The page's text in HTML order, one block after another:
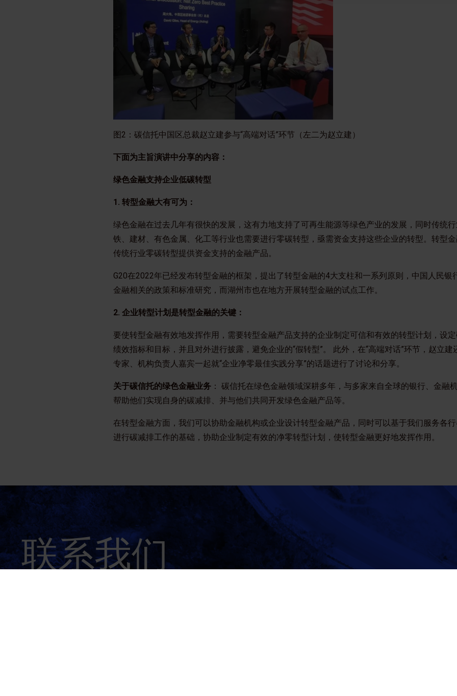
图2：碳信托中国区总裁赵立建参与“高端对话”环节（左二为赵立建）
下面为主旨演讲中分享的内容：
绿色金融支持企业低碳转型
1. 转型金融大有可为：
绿色金融在过去几年有很快的发展，这有力地支持了可再生能源等绿色产业的发展，同时传统
铁、建材、有色金属、化工等行业也需要进行零碳转型，亟需资金支持这些企业的转型。转型
传统行业零碳转型提供资金支持的金融产品。
G20在2022年已经发布转型金融的框架，提出了转型金融的4大支柱和一系列原则，中国人民银
金融相关的政策和标准研究，而湖州市也在地方开展转型金融的试点工作。
2. 企业转型计划是转型金融的关键：
要使转型金融有效地发挥作用，需要转型金融产品支持的企业制定可信和有效的转型计划，设
绩效指标和目标，并且对外进行披露，避免企业的“假转型”。 此外，在“高端对话”环节，赵立建
专家、机构负责人嘉宾一起就“企业净零最佳实践分享”的话题进行了讨论和分享。
关于碳信托的绿色金融业务 ： 碳信托在绿色金融领域深耕多年，与多家来自全球的银行、金融
帮助他们实现自身的碳减排、并与他们共同开发绿色金融产品等。
在转型金融方面，我们可以协助金融机构或企业设计转型金融产品，同时可以基于我们服务各
进行碳减排工作的基础，协助企业制定有效的净零转型计划，使转型金融更好地发挥作用。
联系我们